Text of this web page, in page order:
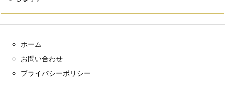
ホーム
お問い合わせ
プライバシーポリシー